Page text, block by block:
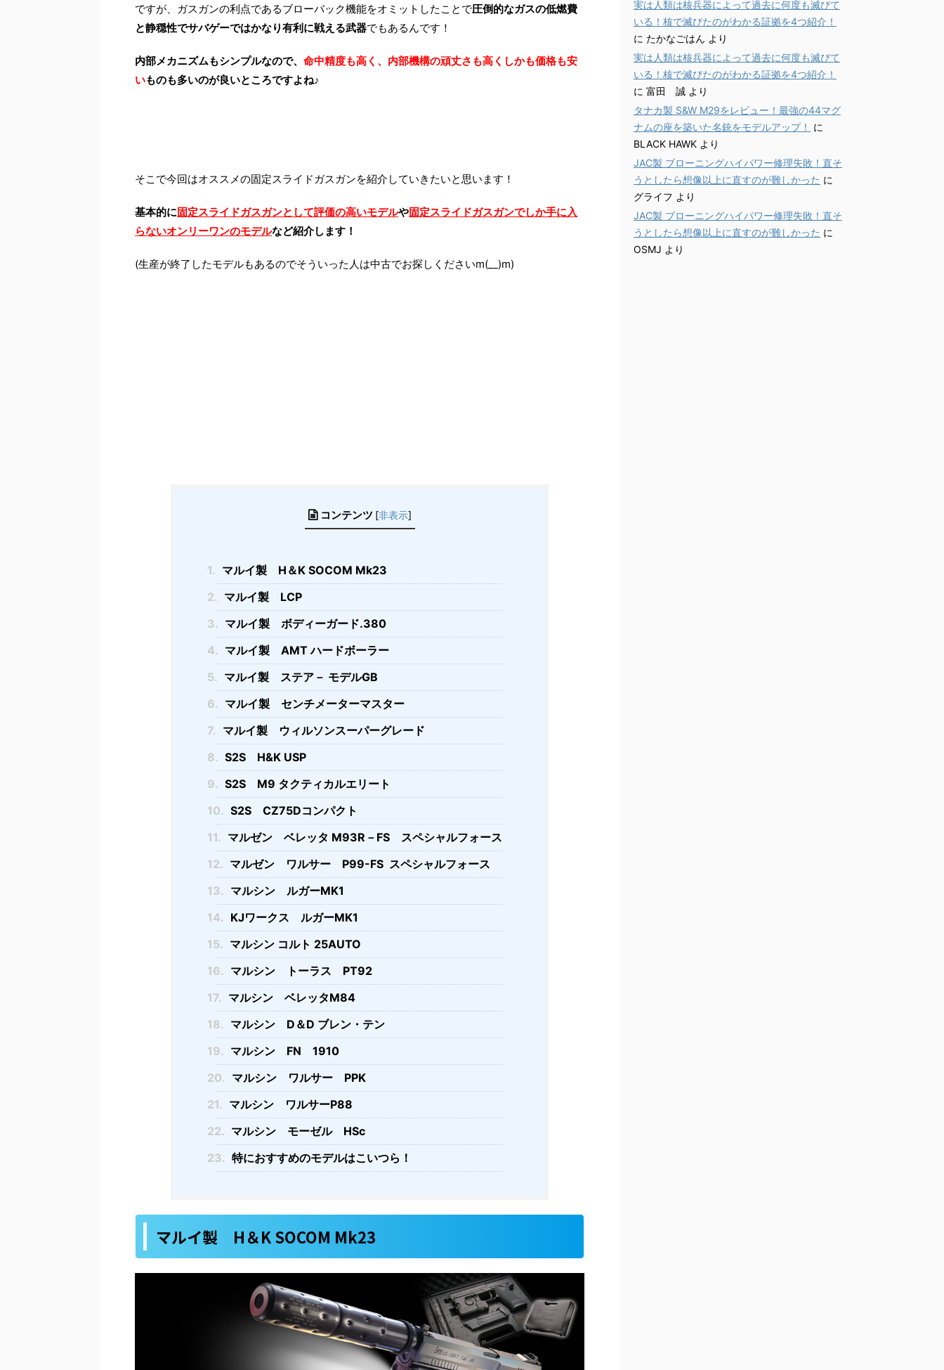
ですが、ガスガンの利点であるブローバック機能をオミットしたことで圧倒的なガスの低燃費
と静穏性でサバゲーではかなり有利に戦える武器でもあるんです！
内部メカニズムもシンプルなので、 命中精度も高く、内部機構の頑丈さも高くしかも価格も安
いものも多いのが良いところですよね♪
そこで今回はオススメの固定スライドガスガンを紹介していきたいと思います！
基本的に固定スライドガスガンとして評価の高いモデルや固定スライドガスガンでしか手に入
らないオンリーワンのモデルなど紹介します！
(生産が終了したモデルもあるのでそういった人は中古でお探しくださいm(__)m)
コンテンツ [非表示]
1. マルイ製 H＆K SOCOM Mk23
2. マルイ製 LCP
3. マルイ製 ボディーガード.380
4. マルイ製 AMT ハードボーラー
5. マルイ製 ステア－ モデルGB
6. マルイ製 センチメーターマスター
7. マルイ製 ウィルソンスーパーグレード
8. S2S H&K USP
9. S2S Ⅿ9 タクティカルエリート
10. S2S CZ75Dコンパクト
11. マルゼン ベレッタ M93R－FS スペシャルフォース
12. マルゼン ワルサー P99-FS スペシャルフォース
13. マルシン ルガーMK1
14. KJワークス ルガーMK1
15. マルシン コルト 25AUTO
16. マルシン トーラス PT92
17. マルシン ベレッタM84
18. マルシン D＆D ブレン・テン
19. マルシン FN 1910
20. マルシン ワルサー PPK
21. マルシン ワルサーP88
22. マルシン モーゼル HSc
23. 特におすすめのモデルはこいつら！
マルイ製 H＆K SOCOM Mk23
実は人類は核兵器によって過去に何度も滅びて
いる！核で滅びたのがわかる証拠を4つ紹介！
に たかなごはん より
実は人類は核兵器によって過去に何度も滅びて
いる！核で滅びたのがわかる証拠を4つ紹介！
に 富田 誠 より
タナカ製 S&W M29をレビュー！最強の44マグ
ナムの座を築いた名銃をモデルアップ！
に
BLACK HAWK より
JAC製 ブローニングハイパワー修理失敗！直そ
うとしたら想像以上に直すのが難しかった に
グライフ より
JAC製 ブローニングハイパワー修理失敗！直そ
うとしたら想像以上に直すのが難しかった に
OSMJ より